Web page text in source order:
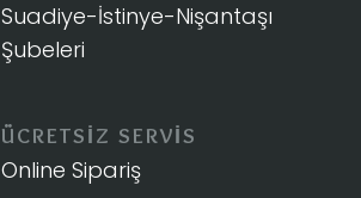
Suadiye-İstinye-Nişantaşı
Şubeleri
ÜCRETSİZ SERVİS
Online Sipariş